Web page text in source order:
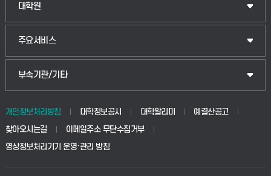
대학원
주요서비스
부속기관/기타
개인정보처리방침 대학정보공시 대학알리미
예결산공고
찾아오시는길
이메일주소 무단수집거부
영상정보처리기기 운영·관리 방침